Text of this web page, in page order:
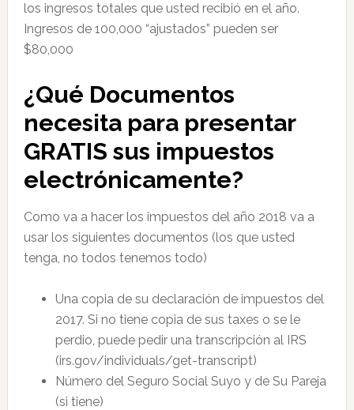
los ingresos totales que usted recibió en el año.
Ingresos de 100,000 “ajustados” pueden ser
$80,000
¿Qué Documentos
necesita para presentar
GRATIS sus impuestos
electrónicamente?
Como va a hacer los impuestos del año 2018 va a
usar los siguientes documentos (los que usted
tenga, no todos tenemos todo)
Una copia de su declaración de impuestos del
2017. Si no tiene copia de sus taxes o se le
perdio, puede pedir una transcripción al IRS
(irs.gov/individuals/get-transcript)
Número del Seguro Social Suyo y de Su Pareja
(si tiene)